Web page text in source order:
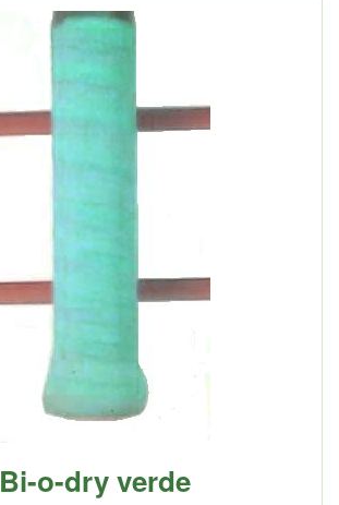
Bi-o-dry verde